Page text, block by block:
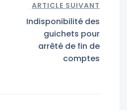
ARTICLE SUIVANT
Indisponibilité des
guichets pour
arrêté de fin de
comptes